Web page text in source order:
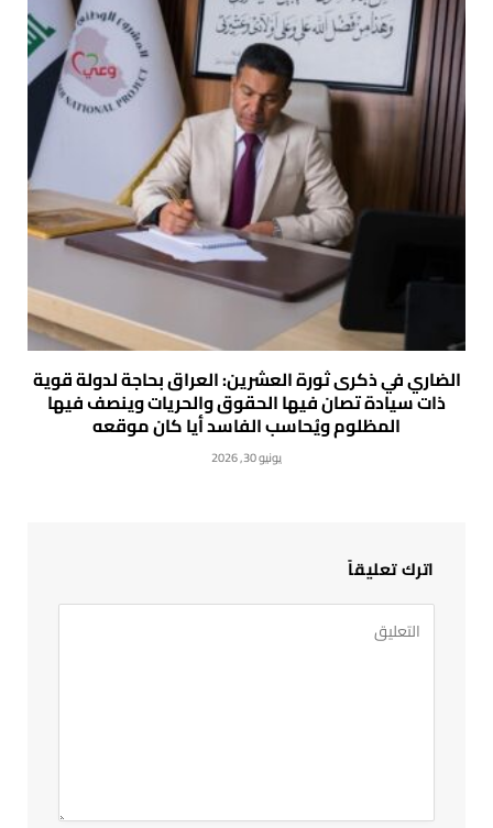
الضاري في ذكرى ثورة العشرين: العراق بحاجة لدولة قوية
ذات سيادة تصان فيها الحقوق والحريات وينصف فيها
المظلوم ويُحاسب الفاسد أيا كان موقعه
يونيو 30, 2026
اترك تعليقاً